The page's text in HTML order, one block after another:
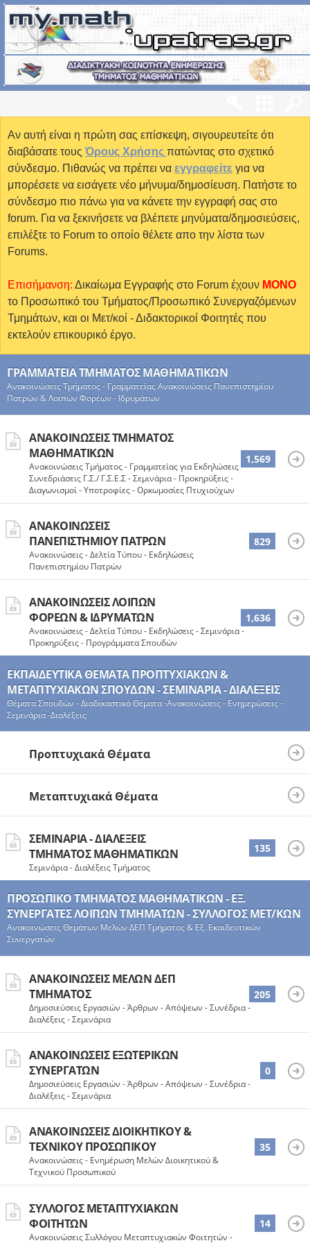
Αν αυτή είναι η πρώτη σας επίσκεψη, σιγουρευτείτε ότι
διαβάσατε τους Όρους Χρήσης πατώντας στο σχετικό
σύνδεσμο. Πιθανώς να πρέπει να εγγραφείτε για να
μπορέσετε να εισάγετε νέο μήνυμα/δημοσίευση. Πατήστε το
σύνδεσμο πιο πάνω για να κάνετε την εγγραφή σας στο
forum. Για να ξεκινήσετε να βλέπετε μηνύματα/δημοσιεύσεις,
επιλέξτε το Forum το οποίο θέλετε απο την λίστα των
Forums.
Επισήμανση: Δικαίωμα Εγγραφής στο Forum έχουν MONO
το Προσωπικό του Τμήματος/Προσωπικό Συνεργαζόμενων
Τμημάτων, και οι Μετ/κοί - Διδακτορικοί Φοιτητές που
εκτελούν επικουρικό έργο.
ΓΡΑΜΜΑΤΕΊΑ ΤΜΉΜΑΤΟΣ ΜΑΘΗΜΑΤΙΚΏΝ
Ανακοινώσεις Τμήματος - Γραμματείας Ανακοινώσεις Πανεπιστημίου
Πατρών & Λοιπών Φορέων - Ιδρυμάτων
ΑΝΑΚΟΙΝΏΣΕΙΣ ΤΜΉΜΑΤΟΣ
ΜΑΘΗΜΑΤΙΚΏΝ
Ανακοινώσεις Τμήματος - Γραμματείας για Εκδηλώσεις -
Συνεδριάσεις Γ.Σ./ Γ.Σ.Ε.Σ - Σεμινάρια - Προκηρύξεις -
Διαγωνισμοί - Υποτροφίες - Ορκωμοσίες Πτυχιούχων
1,569
ΑΝΑΚΟΙΝΏΣΕΙΣ
ΠΑΝΕΠΙΣΤΗΜΊΟΥ ΠΑΤΡΏΝ
Ανακοινώσεις - Δελτία Τύπου - Εκδηλώσεις
Πανεπιστημίου Πατρών
829
ΑΝΑΚΟΙΝΏΣΕΙΣ ΛΟΙΠΏΝ
ΦΟΡΈΩΝ & ΙΔΡΥΜΆΤΩΝ
Ανακοινώσεις - Δελτία Τύπου - Εκδηλώσεις - Σεμινάρια -
Προκηρύξεις - Προγράμματα Σπουδών
1,636
ΕΚΠΑΙΔΕΥΤΙΚΆ ΘΈΜΑΤΑ ΠΡΟΠΤΥΧΙΑΚΏΝ &
ΜΕΤΑΠΤΥΧΙΑΚΏΝ ΣΠΟΥΔΏΝ - ΣΕΜΙΝΆΡΙΑ - ΔΙΑΛΈΞΕΙΣ
Θέματα Σπουδών - Διαδικαστικά Θέματα -Ανακοινώσεις - Ενημερώσεις -
Σεμινάρια -Διαλέξεις
Προπτυχιακά Θέματα
Μεταπτυχιακά Θέματα
ΣΕΜΙΝΆΡΙΑ - ΔΙΑΛΈΞΕΙΣ
ΤΜΉΜΑΤΟΣ ΜΑΘΗΜΑΤΙΚΏΝ
Σεμινάρια - Διαλέξεις Τμήματος
135
ΠΡΟΣΩΠΙΚΌ ΤΜΉΜΑΤΟΣ ΜΑΘΗΜΑΤΙΚΏΝ - ΕΞ.
ΣΥΝΕΡΓΆΤΕΣ ΛΟΙΠΏΝ ΤΜΉΜΑΤΩΝ - ΣΎΛΛΟΓΟΣ ΜΕΤ/ΚΏΝ
Ανακοινώσεις Θεμάτων Μελών ΔΕΠ Τμήματος & Εξ. Εκαιδευτικών
Συνεργατών
ΑΝΑΚΟΙΝΏΣΕΙΣ ΜΕΛΏΝ ΔΕΠ
ΤΜΉΜΑΤΟΣ
Δημοσιεύσεις Εργασιών - Άρθρων - Απόψεων - Συνέδρια -
Διαλέξεις - Σεμινάρια
205
ΑΝΑΚΟΙΝΏΣΕΙΣ ΕΞΩΤΕΡΙΚΏΝ
ΣΥΝΕΡΓΑΤΏΝ
Δημοσιεύσεις Εργασιών - Άρθρων - Απόψεων - Συνέδρια -
Διαλέξεις - Σεμινάρια
0
ΑΝΑΚΟΙΝΏΣΕΙΣ ΔΙΟΙΚΗΤΙΚΟΎ &
ΤΕΧΝΙΚΟΎ ΠΡΟΣΩΠΙΚΟΎ
Ανακοινώσεις - Ενημέρωση Μελών Διοικητικού &
Τεχνικού Προσωπικού
35
ΣΎΛΛΟΓΟΣ ΜΕΤΑΠΤΥΧΙΑΚΏΝ
ΦΟΙΤΗΤΏΝ
Ανακοινώσεις Συλλόγου Μεταπτυχιακών Φοιτητών -
14